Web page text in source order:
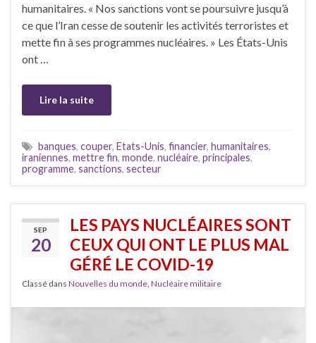
humanitaires. « Nos sanctions vont se poursuivre jusqu’à
ce que l’Iran cesse de soutenir les activités terroristes et
mette fin à ses programmes nucléaires. » Les États-Unis
ont …
Lire la suite
banques, couper, Etats-Unis, financier, humanitaires,
iraniennes, mettre fin, monde, nucléaire, principales,
programme, sanctions, secteur
SEP
20
LES PAYS NUCLÉAIRES SONT
CEUX QUI ONT LE PLUS MAL
GÉRÉ LE COVID-19
Classé dans Nouvelles du monde Nucléaire militaire